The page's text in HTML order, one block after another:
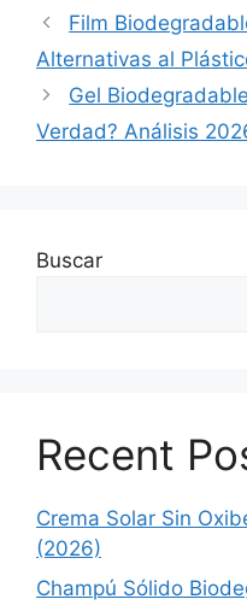
Film
Alternativas al
Gel
Verdad? Análisis
Buscar
Recent
Crema Solar Sin
(2026)
Champú Sólido